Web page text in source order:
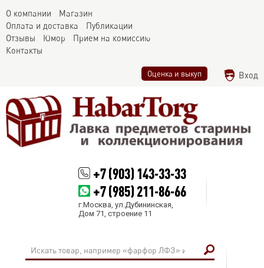
О компании
Магазин
Оплата и доставка
Публикации
Отзывы
Юмор
Прием на комиссию
Контакты
Оценка и выкуп Вход
+7 (903) 143-33-33
+7 (985) 211-86-66
г.Москва, ул.Дубининская,
Дом 71, строение 11